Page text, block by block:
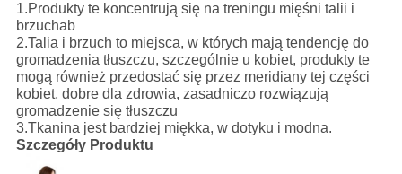
1.Produkty te koncentrują się na treningu mięśni talii i
brzuchab
2.Talia i brzuch to miejsca, w których mają tendencję do
gromadzenia tłuszczu, szczególnie u kobiet, produkty te
mogą również przedostać się przez meridiany tej części
kobiet, dobre dla zdrowia, zasadniczo rozwiązują
gromadzenie się tłuszczu
3.Tkanina jest bardziej miękka, w dotyku i modna.
Szczegóły Produktu